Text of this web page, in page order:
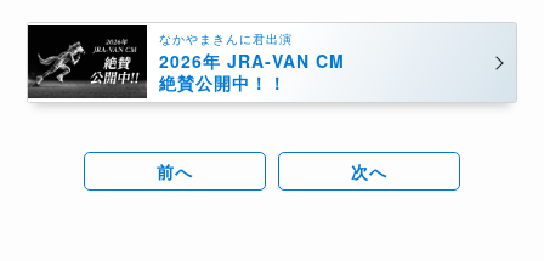
なかやまきんに君出演
2026年 JRA-VAN CM
絶賛公開中！！
前へ 次へ